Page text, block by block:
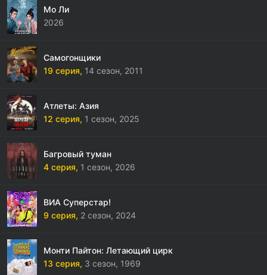
Мо Ли
2026
Самогонщики
19 серия, 14 сезон, 2011
Атлеты: Азия
12 серия, 1 сезон, 2025
Багровый туман
4 серия, 1 сезон, 2026
ВИА Суперстар!
9 серия, 2 сезон, 2024
Монти Пайтон: Летающий цирк
13 серия, 3 сезон, 1969